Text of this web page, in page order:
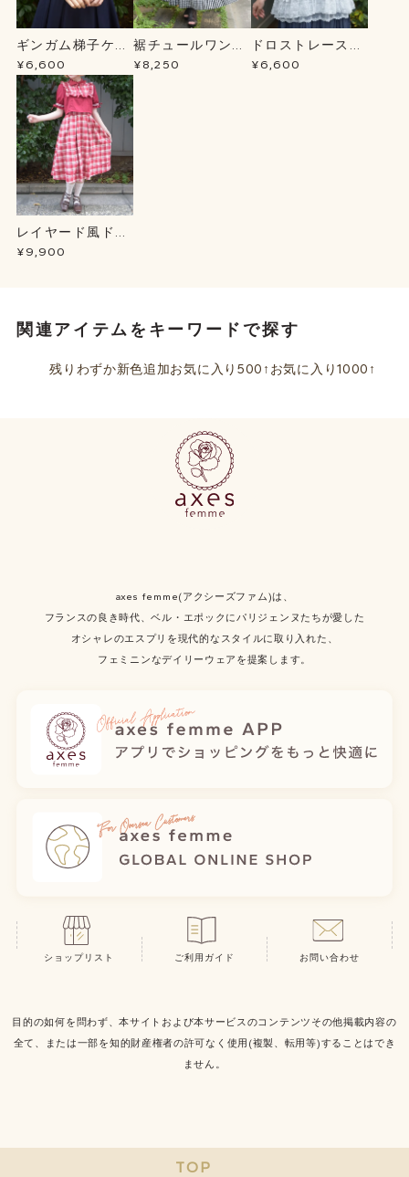
ギンガム梯子ケー
プＢＬ
¥6,600
裾チュールワンピ
ース
¥8,250
ドロストレースパ
ーカー
¥6,600
レイヤード風ドッ
キングＯＰ
¥9,900
関連アイテムをキーワードで探す
残りわずか新色追加お気に入り500↑ お気に入り1000↑
axes femme(アクシーズファム)は、
フランスの良き時代、ベル・エポックにパリジェンヌたちが愛した
オシャレのエスプリを現代的なスタイルに取り入れた、
フェミニンなデイリーウェアを提案します。
ショップリスト ご利用ガイド お問い合わせ
目的の如何を問わず、本サイトおよび本サービスのコンテンツその他掲載内容の
全て、または一部を知的財産権者の許可なく使用(複製、転用等)することはでき
ません。
TOP